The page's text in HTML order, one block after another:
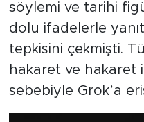
söylemi ve tarihi
dolu ifadelerle
tepkisini çekmişti.
hakaret ve hakaret
sebebiyle Grok’a